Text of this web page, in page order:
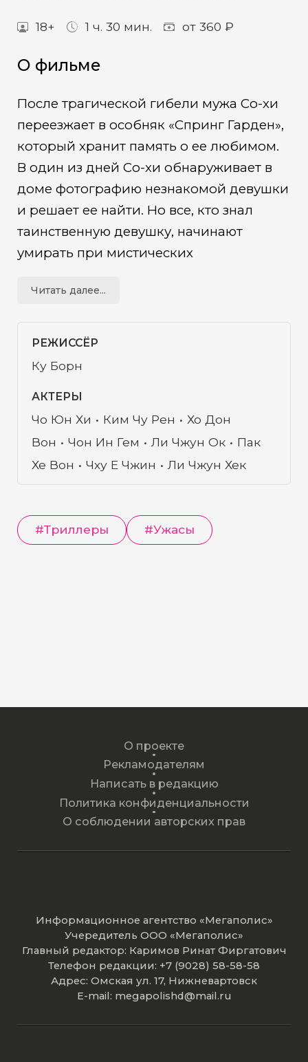
18+ 1 ч. 30 мин. от 360 ₽
О фильме
После трагической гибели мужа Со-хи
переезжает в особняк «Спринг Гарден»,
который хранит память о ее любимом.
В один из дней Со-хи обнаруживает в
доме фотографию незнакомой девушки
и решает ее найти. Но все, кто знал
таинственную девушку, начинают
умирать при мистических
Со-хи, а та в свою очередь понемногу
окружающей дом…
Читать далее...
РЕЖИССЁР
Ку Борн
АКТЕРЫ
Чо Юн Хи Ким Чу Рен
Хо Дон
Вон
Чон Ин Гем Ли Чжун Ок
Пак
Хе Вон
Чху Е Чжин Ли Чжун Хек
#Триллеры #Ужасы
О проекте
Рекламодателям
Написать в редакцию
Политика конфиденциальности
О соблюдении авторских прав
Информационное агентство «Мегаполис»
Учередитель ООО «Мегаполис»
Главный редактор: Каримов Ринат Фиргатович
Телефон редакции: +7 (9028) 58-58-58
Адрес: Омская ул. 17, Нижневартовск
E-mail: megapolishd@mail.ru